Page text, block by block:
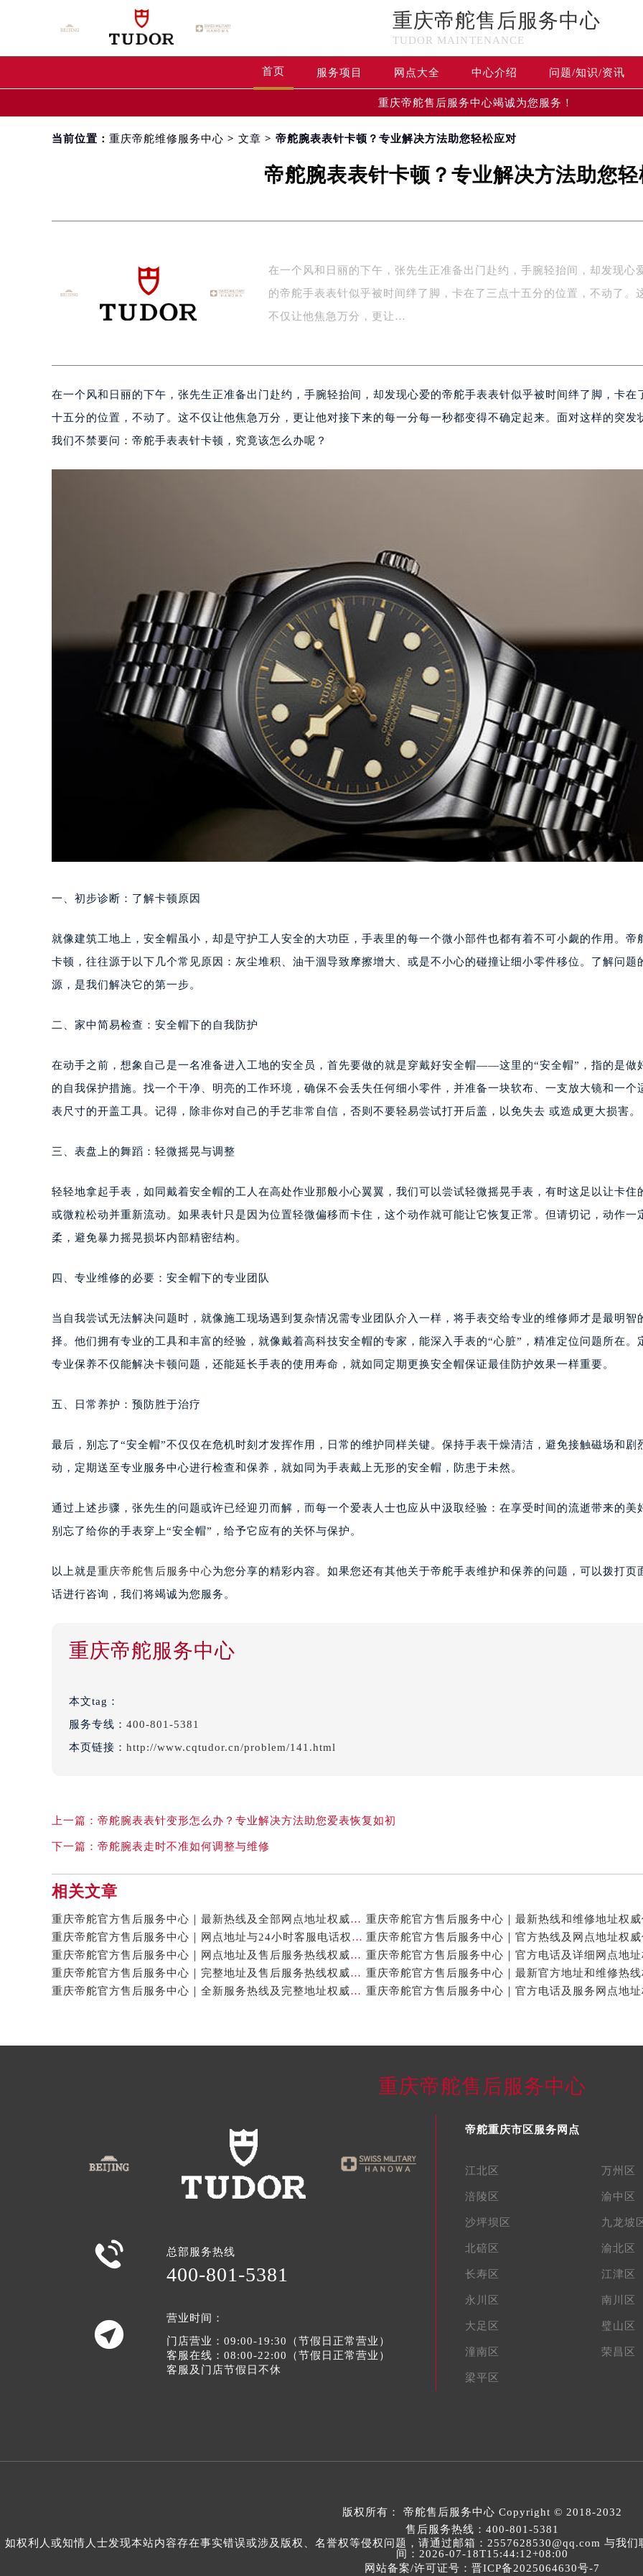
重庆帝舵售后服务中心
TUDOR MAINTENANCE
首页 服务项目 网点大全 中心介绍 问题/知识/资讯
重庆帝舵售后服务中心竭诚为您服务！
当前位置： 重庆帝舵维修服务中心 > 文章 > 帝舵腕表表针卡顿？专业解决方法助您轻松应对
帝舵腕表表针卡顿？专业解决方法助您
在一个风和日丽的下午，张先生正准备出门赴约，手腕轻抬间，却发现心
的帝舵手表表针似乎被时间绊了脚，卡在了三点十五分的位置，不动了。
不仅让他焦急万分，更让…
在一个风和日丽的下午，张先生正准备出门赴约，手腕轻抬间，却发现心爱的帝舵手表表针似乎被时间绊了脚，卡在
十五分的位置，不动了。这不仅让他焦急万分，更让他对接下来的每一分每一秒都变得不确定起来。面对这样的突发
我们不禁要问：帝舵手表表针卡顿，究竟该怎么办呢？
一、初步诊断：了解卡顿原因
就像建筑工地上，安全帽虽小，却是守护工人安全的大功臣，手表里的每一个微小部件也都有着不可小觑的作用。帝
卡顿，往往源于以下几个常见原因：灰尘堆积、油干涸导致摩擦增大、或是不小心的碰撞让细小零件移位。了解问题
源，是我们解决它的第一步。
二、家中简易检查：安全帽下的自我防护
在动手之前，想象自己是一名准备进入工地的安全员，首先要做的就是穿戴好安全帽——这里的“安全帽”，指的是做
的自我保护措施。找一个干净、明亮的工作环境，确保不会丢失任何细小零件，并准备一块软布、一支放大镜和一个
表尺寸的开盖工具。记得，除非你对自己的手艺非常自信，否则不要轻易尝试打开后盖，以免失去 或造成更大损害。
三、表盘上的舞蹈：轻微摇晃与调整
轻轻地拿起手表，如同戴着安全帽的工人在高处作业那般小心翼翼，我们可以尝试轻微摇晃手表，有时这足以让卡住
或微粒松动并重新流动。如果表针只是因为位置轻微偏移而卡住，这个动作就可能让它恢复正常。但请切记，动作一
柔，避免暴力摇晃损坏内部精密结构。
四、专业维修的必要：安全帽下的专业团队
当自我尝试无法解决问题时，就像施工现场遇到复杂情况需专业团队介入一样，将手表交给专业的维修师才是最明智
择。他们拥有专业的工具和丰富的经验，就像戴着高科技安全帽的专家，能深入手表的“心脏”，精准定位问题所在。
专业保养不仅能解决卡顿问题，还能延长手表的使用寿命，就如同定期更换安全帽保证最佳防护效果一样重要。
五、日常养护：预防胜于治疗
最后，别忘了“安全帽”不仅仅在危机时刻才发挥作用，日常的维护同样关键。保持手表干燥清洁，避免接触磁场和剧
动，定期送至专业服务中心进行检查和保养，就如同为手表戴上无形的安全帽，防患于未然。
通过上述步骤，张先生的问题或许已经迎刃而解，而每一个爱表人士也应从中汲取经验：在享受时间的流逝带来的美
别忘了给你的手表穿上“安全帽”，给予它应有的关怀与保护。
以上就是重庆帝舵售后服务中心为您分享的精彩内容。如果您还有其他关于帝舵手表维护和保养的问题，可以拨打页
话进行咨询，我们将竭诚为您服务。
重庆帝舵服务中心
本文tag：
服务专线： 400-801-5381
本页链接： http://www.cqtudor.cn/problem/141.html
上一篇： 帝舵腕表表针变形怎么办？专业解决方法助您爱表恢复如初
下一篇： 帝舵腕表走时不准如何调整与维修
相关文章
重庆帝舵官方售后服务中心｜最新热线及全部网点地址权威信息公示（2026年7月最新）
重庆帝舵官方售后服务中心｜网点地址与24小时客服电话权威信息公示（2026年7月最新）
重庆帝舵官方售后服务中心｜网点地址及售后服务热线权威信息公示（2026年7月最新）
重庆帝舵官方售后服务中心｜完整地址及售后服务热线权威信息公示（2026年7月最新）
重庆帝舵官方售后服务中心｜全新服务热线及完整地址权威信息公示（2026年7月最新）
重庆帝舵售后服务中心
 总部服务热线
400-801-5381

营业时间：
门店营业：09:00-19:30（节假日正常营业）
客服在线：08:00-22:00（节假日正常营业）
客服及门店节假日不休
帝舵重庆市区服务网点
江北区 万州区
涪陵区 渝中区
沙坪坝区 九龙坡
北碚区 渝北区
长寿区 江津区
永川区 南川区
大足区 璧山区
潼南区 荣昌区
梁平区
版权所有： 帝舵售后服务中心 Copyright © 2018-2032
售后服务热线： 400-801-5381
如权利人或知情人士发现本站内容存在事实错误或涉及版权、名誉权等侵权问题，请通过邮箱：2557628530@qq.com 与我
间：2026-07-18T15:44:12+08:00
网站备案/许可证号：晋ICP备2025064630号-7